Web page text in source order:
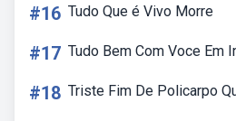
#16 Tudo Que é Vivo Morre
#17 Tudo Bem Com Voce Em
#18 Triste Fim De Policarpo